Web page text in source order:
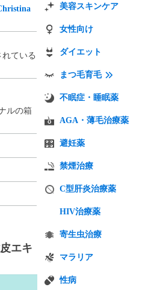
ている
ルの箱
エキ
美容スキンケア
女性向け
ダイエット
まつ毛育毛
不眠症・睡眠薬
AGA・薄毛治療薬
避妊薬
禁煙治療
C型肝炎治療薬
HIV治療薬
寄生虫治療
マラリア
性病